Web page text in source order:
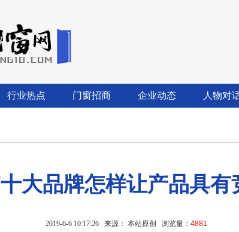
行业热点 门窗招商 企业动态 人物对
大品牌怎样让产品具有
2019-6-6 10:17:26 来源： 本站原创 浏览量： 4881